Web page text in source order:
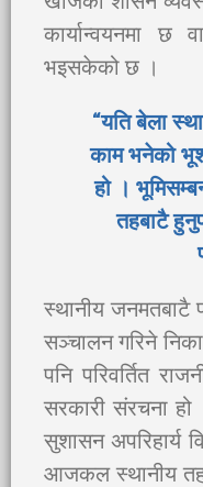
कार्यान्वयनमा छ
भइसकेको छ ।
“यति बेला
काम भनेको
हो ।
तहबाटै
स्थानीय जनमतबाटै
सञ्चालन गरिने
पनि परिवर्तित
सरकारी संरचना
सुशासन अपरिहार्य
आजकल स्थानीय